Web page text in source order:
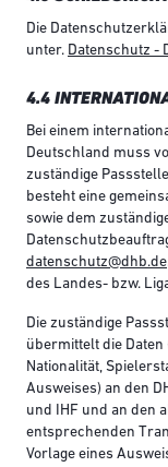
Die
unter. Datenschutz -
4.4
Bei einem
Deutschland muss
zuständige
besteht eine
sowie dem
datenschutz@dhb.de
des Landes- bzw.
Die zuständige
übermittelt die Daten
Nationalität,
Ausweises) an den
und IHF und an den
entsprechenden
Vorlage eines